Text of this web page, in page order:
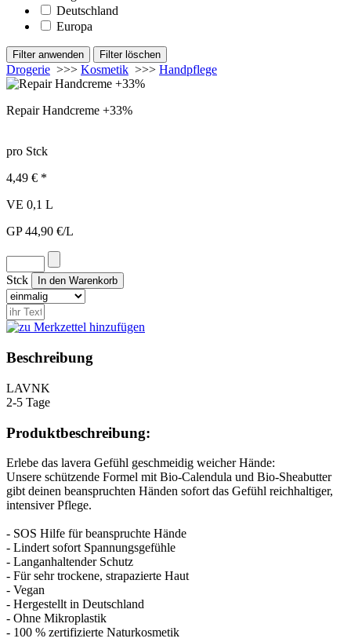
Deutschland
Europa
Drogerie >>> Kosmetik >>> Handpflege
Repair Handcreme +33%
pro Stck
4,49 € *
VE 0,1 L
GP 44,90 €/L
Stck
Beschreibung
LAVNK
2-5 Tage
Produktbeschreibung:
Erlebe das lavera Gefühl geschmeidig weicher Hände:
Unsere schützende Formel mit Bio-Calendula und Bio-Sheabutter
gibt deinen beanspruchten Händen sofort das Gefühl reichhaltiger,
intensiver Pflege.
- SOS Hilfe für beanspruchte Hände
- Lindert sofort Spannungsgefühle
- Langanhaltender Schutz
- Für sehr trockene, strapazierte Haut
- Vegan
- Hergestellt in Deutschland
- Ohne Mikroplastik
- 100 % zertifizierte Naturkosmetik